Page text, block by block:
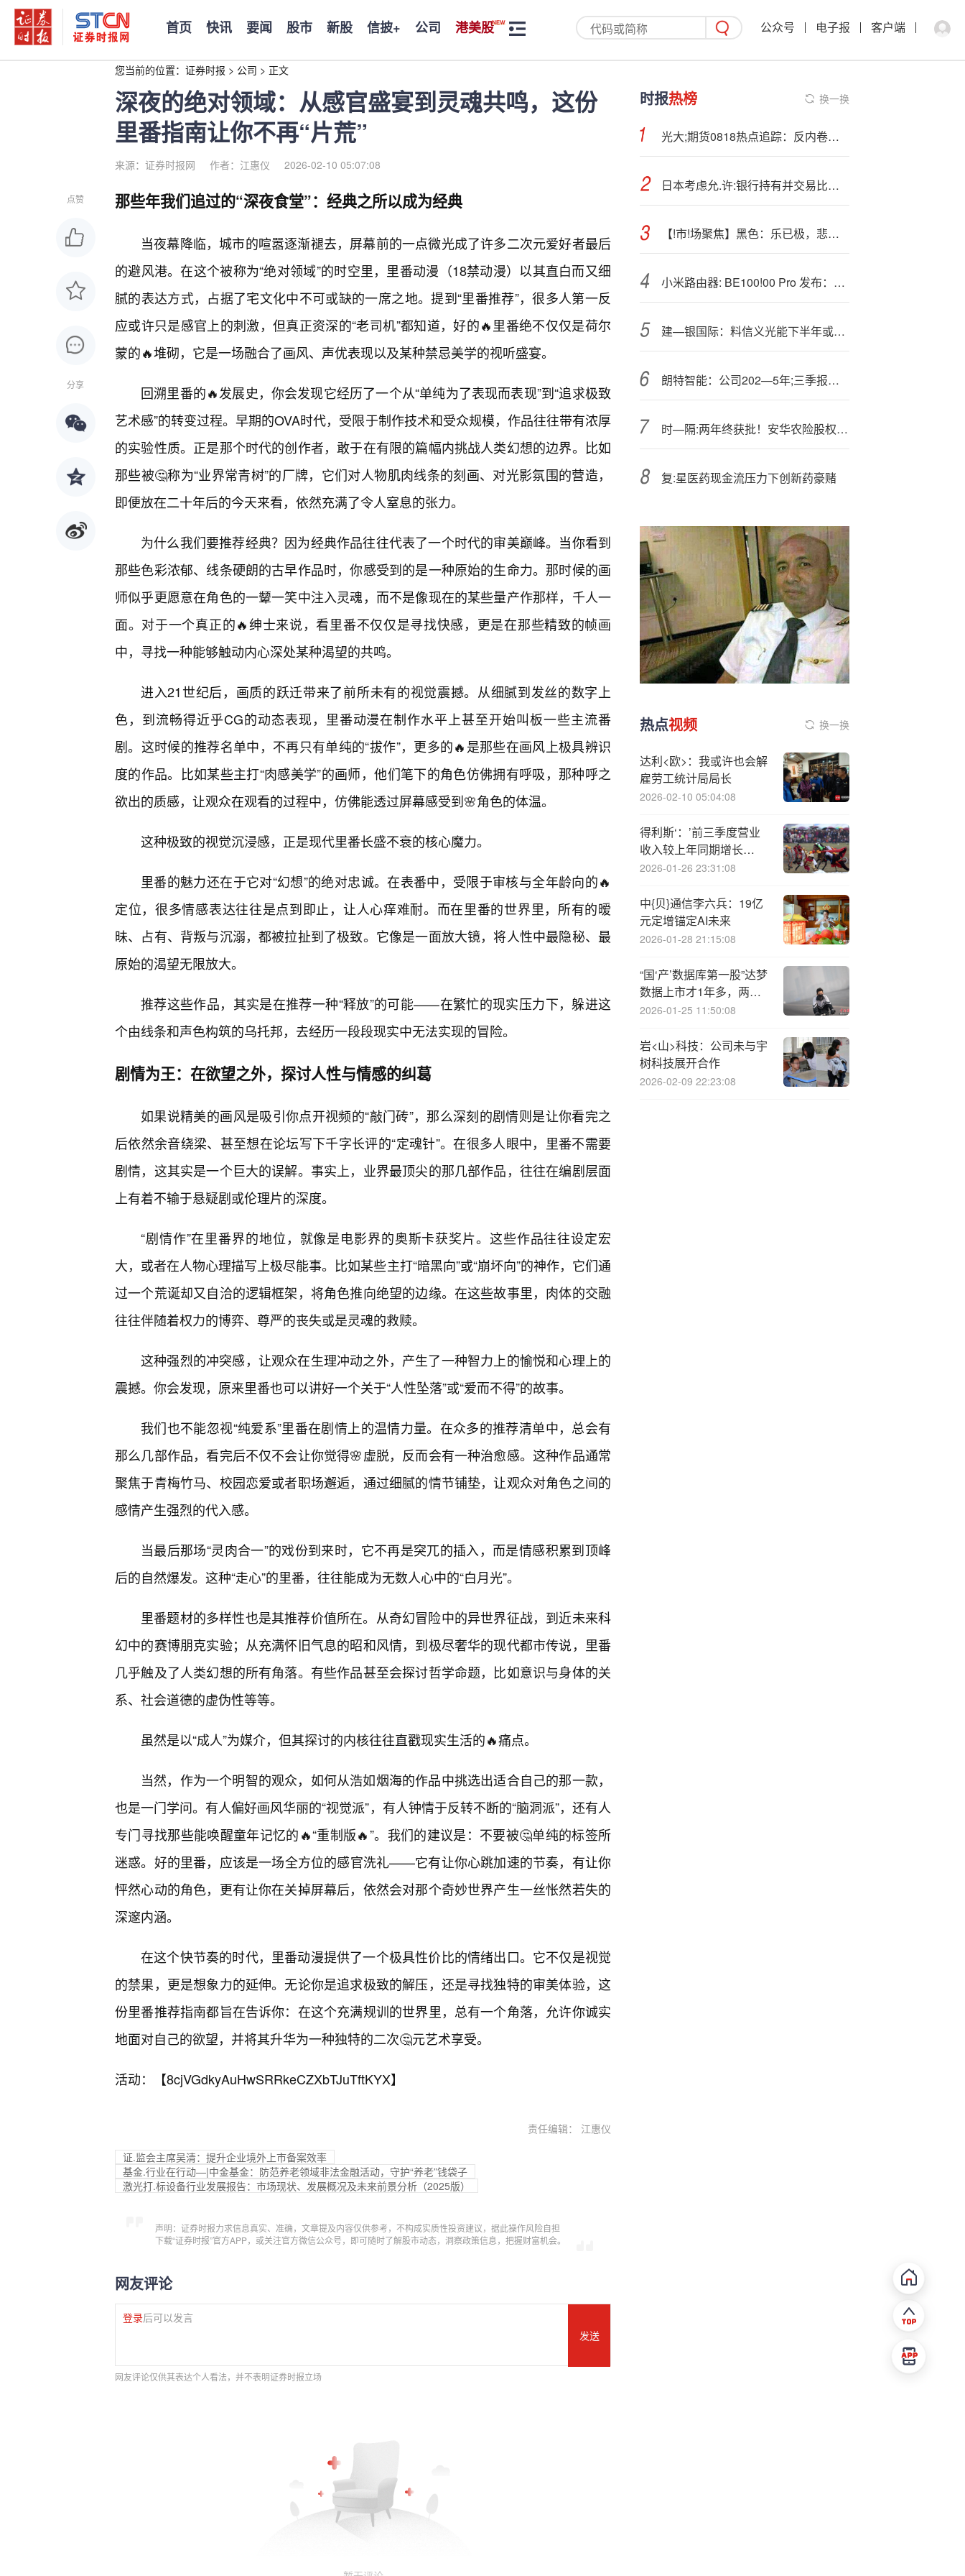
首页 快讯 要闻 股市 新股 信披+ 公司 港美股 公众号 电子报 客户端
您当前的位置： 证券时报 > 公司 > 正文
深夜的绝对领域：从感官盛宴到灵魂共鸣，这份
里番指南让你不再“片荒”
来源：证券时报网 作者：江惠仪 2026-02-10 05:07:08
点赞
分享
那些年我们追过的“深夜食堂”：经典之所以成为经典
当夜幕降临，城市的喧嚣逐渐褪去，屏幕前的一点微光成了许多二次元爱好者最后
的避风港。在这个被称为“绝对领域”的时空里，里番动漫（18禁动漫）以其直白而又细
腻的表达方式，占据了宅文化中不可或缺的一席之地。提到“里番推荐”，很多人第一反
应或许只是感官上的刺激，但真正资深的“老司机”都知道，好的🔥里番绝不仅仅是荷尔
蒙的🔥堆砌，它是一场融合了画风、声优表现以及某种禁忌美学的视听盛宴。
回溯里番的🔥发展史，你会发现它经历了一个从“单纯为了表现而表现”到“追求极致
艺术感”的转变过程。早期的OVA时代，受限于制作技术和受众规模，作品往往带有浓厚
的实验性质。正是那个时代的创作者，敢于在有限的篇幅内挑战人类幻想的边界。比如
那些被🤔称为“业界常青树”的厂牌，它们对人物肌肉线条的刻画、对光影氛围的营造，
即便放在二十年后的今天来看，依然充满了令人窒息的张力。
为什么我们要推荐经典？因为经典作品往往代表了一个时代的审美巅峰。当你看到
那些色彩浓郁、线条硬朗的古早作品时，你感受到的是一种原始的生命力。那时候的画
师似乎更愿意在角色的一颦一笑中注入灵魂，而不是像现在的某些量产作那样，千人一
面。对于一个真正的🔥绅士来说，看里番不仅仅是寻找快感，更是在那些精致的帧画
中，寻找一种能够触动内心深处某种渴望的共鸣。
进入21世纪后，画质的跃迁带来了前所未有的视觉震撼。从细腻到发丝的数字上
色，到流畅得近乎CG的动态表现，里番动漫在制作水平上甚至开始叫板一些主流番
剧。这时候的推荐名单中，不再只有单纯的“拔作”，更多的🔥是那些在画风上极具辨识
度的作品。比如某些主打“肉感美学”的画师，他们笔下的角色仿佛拥有呼吸，那种呼之
欲出的质感，让观众在观看的过程中，仿佛能透过屏幕感受到🌸角色的体温。
这种极致的视觉沉浸感，正是现代里番长盛不衰的核心魔力。
里番的魅力还在于它对“幻想”的绝对忠诚。在表番中，受限于审核与全年龄向的🔥
定位，很多情感表达往往是点到即止，让人心痒难耐。而在里番的世界里，所有的暧
昧、占有、背叛与沉溺，都被拉扯到了极致。它像是一面放大镜，将人性中最隐秘、最
原始的渴望无限放大。
推荐这些作品，其实是在推荐一种“释放”的可能——在繁忙的现实压力下，躲进这
个由线条和声色构筑的乌托邦，去经历一段段现实中无法实现的冒险。
剧情为王：在欲望之外，探讨人性与情感的纠葛
如果说精美的画风是吸引你点开视频的“敲门砖”，那么深刻的剧情则是让你看完之
后依然余音绕梁、甚至想在论坛写下千字长评的“定魂针”。在很多人眼中，里番不需要
剧情，这其实是一个巨大的误解。事实上，业界最顶尖的那几部作品，往往在编剧层面
上有着不输于悬疑剧或伦理片的深度。
“剧情作”在里番界的地位，就像是电影界的奥斯卡获奖片。这些作品往往设定宏
大，或者在人物心理描写上极尽能事。比如某些主打“暗黑向”或“崩坏向”的神作，它们通
过一个荒诞却又自洽的逻辑框架，将角色推向绝望的边缘。在这些故事里，肉体的交融
往往伴随着权力的博弈、尊严的丧失或是灵魂的救赎。
这种强烈的冲突感，让观众在生理冲动之外，产生了一种智力上的愉悦和心理上的
震撼。你会发现，原来里番也可以讲好一个关于“人性坠落”或“爱而不得”的故事。
我们也不能忽视“纯爱系”里番在剧情上的温情力量。在众多的推荐清单中，总会有
那么几部作品，看完后不仅不会让你觉得🌸虚脱，反而会有一种治愈感。这种作品通常
聚焦于青梅竹马、校园恋爱或者职场邂逅，通过细腻的情节铺垫，让观众对角色之间的
感情产生强烈的代入感。
当最后那场“灵肉合一”的戏份到来时，它不再是突兀的插入，而是情感积累到顶峰
后的自然爆发。这种“走心”的里番，往往能成为无数人心中的“白月光”。
里番题材的多样性也是其推荐价值所在。从奇幻冒险中的异世界征战，到近未来科
幻中的赛博朋克实验；从充满怀旧气息的昭和风情，到极尽奢华的现代都市传说，里番
几乎触及了人类幻想的所有角落。有些作品甚至会探讨哲学命题，比如意识与身体的关
系、社会道德的虚伪性等等。
虽然是以“成人”为媒介，但其探讨的内核往往直戳现实生活的🔥痛点。
当然，作为一个明智的观众，如何从浩如烟海的作品中挑选出适合自己的那一款，
也是一门学问。有人偏好画风华丽的“视觉派”，有人钟情于反转不断的“脑洞派”，还有人
专门寻找那些能唤醒童年记忆的🔥“重制版🔥”。我们的建议是：不要被🤔单纯的标签所
迷惑。好的里番，应该是一场全方位的感官洗礼——它有让你心跳加速的节奏，有让你
怦然心动的角色，更有让你在关掉屏幕后，依然会对那个奇妙世界产生一丝怅然若失的
深邃内涵。
在这个快节奏的时代，里番动漫提供了一个极具性价比的情绪出口。它不仅是视觉
的禁果，更是想象力的延伸。无论你是追求极致的解压，还是寻找独特的审美体验，这
份里番推荐指南都旨在告诉你：在这个充满规训的世界里，总有一个角落，允许你诚实
地面对自己的欲望，并将其升华为一种独特的二次🤔元艺术享受。
活动：【8cjVGdkyAuHwSRRkeCZXbTJuTftKYX】
责任编辑： 江惠仪
证.监会主席吴清：提升企业境外上市备案效率
基金.行业在行动—|中金基金：防范养老领域非法金融活动，守护“养老”钱袋子
激光打.标设备行业发展报告：市场现状、发展概况及未来前景分析（2025版）
声明：证券时报力求信息真实、准确，文章提及内容仅供参考，不构成实质性投资建议，据此操作风险自担
下载“证券时报”官方APP，或关注官方微信公众号，即可随时了解股市动态，洞察政策信息，把握财富机会。
网友评论
登录后可以发言
发送
网友评论仅供其表达个人看法，并不表明证券时报立场
时报热榜 换一换
光大;期货0818热点追踪：反内卷方兴未艾，PVC缘何大跌？
日本考虑允.许:银行持有并交易比特币
【!市!场聚焦】黑色：乐已极，悲渐生
小米路由器: BE100!00 Pro 发布：支持 AI 双万兆、Wi-Fi 7，售价 1699 元
建—银国际：料信义光能下半年或看政策 维持目标价4.4港元 评级“跑赢大市”
朗特智能：公司202—5年;三季报将于10月24日披露
时—隔:两年终获批！安华农险股权变阵，第一大股东持股逼近上限
复:星医药现金流压力下创新药豪赌
热点视频 换一换
达利<欧>：我或许也会解
雇劳工统计局局长
2026-02-10 05:04:08
得利斯‘：’前三季度营业
收入较上年同期增长
14.95%
2026-01-26 23:31:08
中{贝}通信李六兵：19亿
元定增锚定AI未来
2026-01-28 21:15:08
“国‘产’数据库第一股”达梦
数据上市才1年多，两核
心高管竟相继被立案调查
2026-01-25 11:50:08
岩<山>科技：公司未与宇
树科技展开合作
2026-02-09 22:23:08